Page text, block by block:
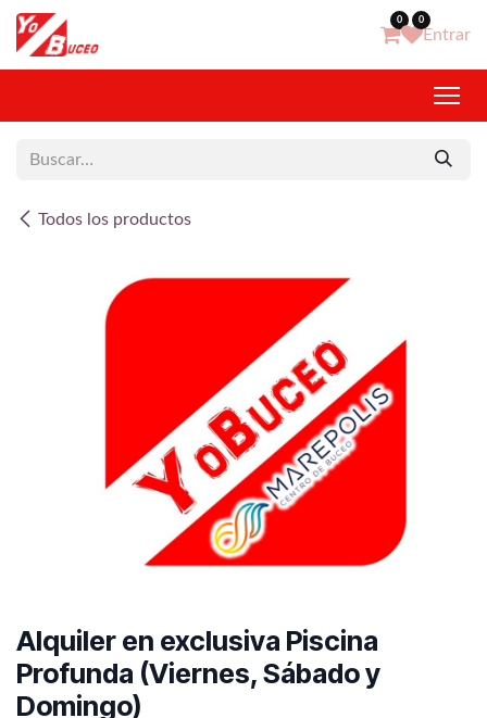
Ir al contenido 0 0
Entrar
Todos los productos
Alquiler en exclusiva Piscina
Profunda (Viernes, Sábado y
Domingo)